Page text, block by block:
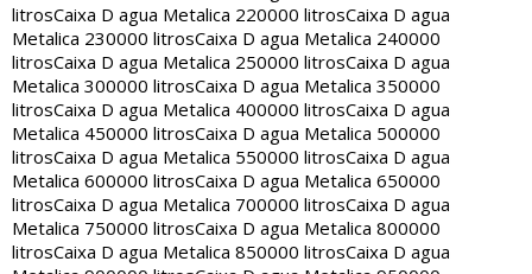
litrosCaixa D agua Metalica 220000 litrosCaixa D agua
Metalica 230000 litrosCaixa D agua Metalica 240000
litrosCaixa D agua Metalica 250000 litrosCaixa D agua
Metalica 300000 litrosCaixa D agua Metalica 350000
litrosCaixa D agua Metalica 400000 litrosCaixa D agua
Metalica 450000 litrosCaixa D agua Metalica 500000
litrosCaixa D agua Metalica 550000 litrosCaixa D agua
Metalica 600000 litrosCaixa D agua Metalica 650000
litrosCaixa D agua Metalica 700000 litrosCaixa D agua
Metalica 750000 litrosCaixa D agua Metalica 800000
litrosCaixa D agua Metalica 850000 litrosCaixa D agua